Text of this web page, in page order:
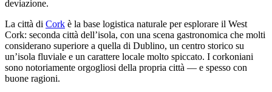
deviazione.
La città di Cork è la base logistica naturale per esplorare il West
Cork: seconda città dell’isola, con una scena gastronomica che molti
considerano superiore a quella di Dublino, un centro storico su
un’isola fluviale e un carattere locale molto spiccato. I corkoniani
sono notoriamente orgogliosi della propria città — e spesso con
buone ragioni.